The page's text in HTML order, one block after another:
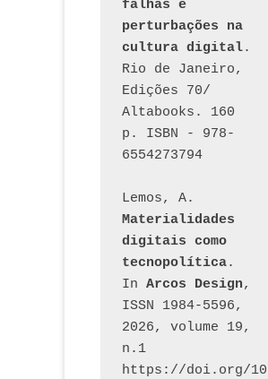
falhas e
perturbações na
cultura digital.
Rio de Janeiro,
Edições 70/
Altabooks. 160
p. ISBN - 978-
6554273794
Materialidades
digitais como
tecnopolítica.
In Arcos Design,
ISSN 1984-5596,
2026, volume 19,
n.1
https://doi.org/